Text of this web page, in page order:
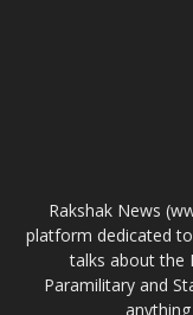
Rakshak News
platform dedicated
talks about the
Paramilitary and